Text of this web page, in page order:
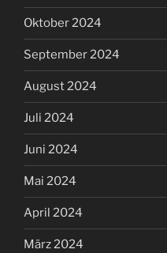
Oktober 2024
September 2024
August 2024
Juli 2024
Juni 2024
Mai 2024
April 2024
März 2024